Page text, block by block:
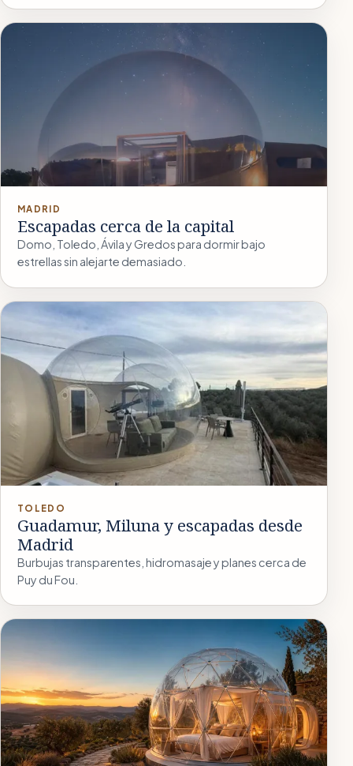
MADRID
Escapadas cerca de la capital
Domo, Toledo, Ávila y Gredos para dormir bajo
estrellas sin alejarte demasiado.
TOLEDO
Guadamur, Miluna y escapadas desde
Madrid
Burbujas transparentes, hidromasaje y planes cerca de
Puy du Fou.